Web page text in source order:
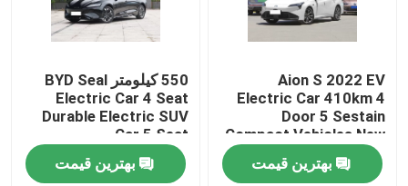
Aion S 2022 EV
Electric Car 410km 4
Door 5 Sestain
Compact Vehicles New
Energy
بهترین قیمت
550 کیلومتر BYD Seal
Electric Car 4 Seat
Durable Electric SUV
Car 5 Seat
بهترین قیمت